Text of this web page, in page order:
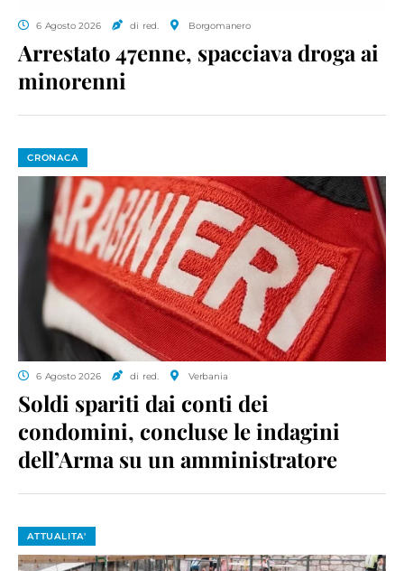
6 Agosto 2026 di red. Borgomanero
Arrestato 47enne, spacciava droga ai
minorenni
CRONACA
6 Agosto 2026 di red. Verbania
Soldi spariti dai conti dei
condomini, concluse le indagini
dell’Arma su un amministratore
ATTUALITA'